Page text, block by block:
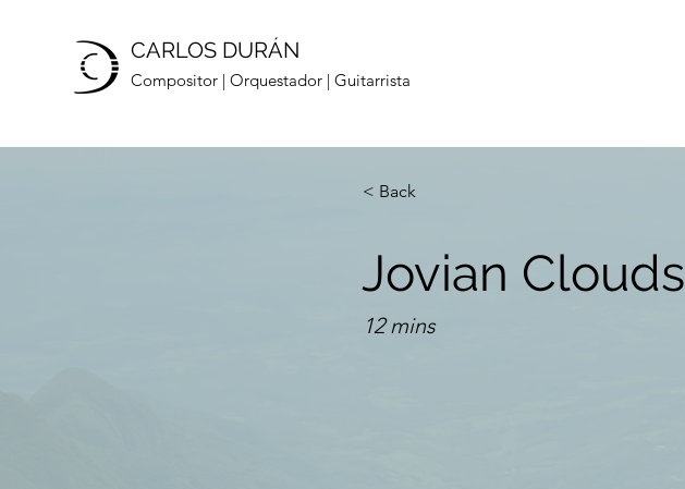
CARLOS DURÁN
Compositor | Orquestador | Guitarrista
< Back
Jovian Clouds
12 mins